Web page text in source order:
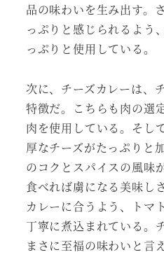
品の味わいを生み出す。
っぷりと感じられるよう
っぷりと使用している。
次に、チーズカレーは、
特徴だ。こちらも肉の選
肉を使用している。そし
厚なチーズがたっぷりと
のコクとスパイスの風味
食べれば虜になる美味し
カレーに合うよう、トマ
丁寧に煮込まれている。
まさに至福の味わいと言